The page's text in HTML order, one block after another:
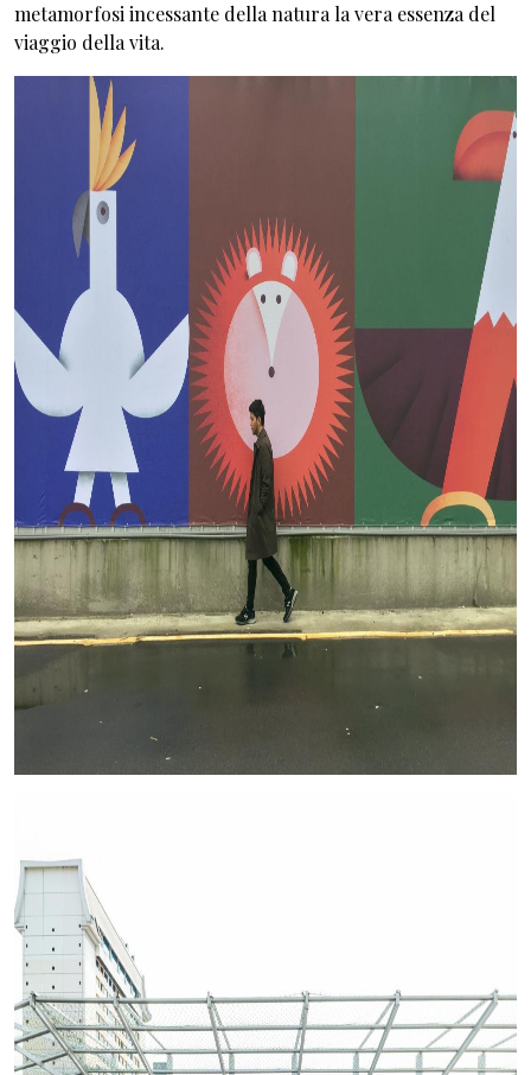
metamorfosi incessante della natura la vera essenza del
viaggio della vita.